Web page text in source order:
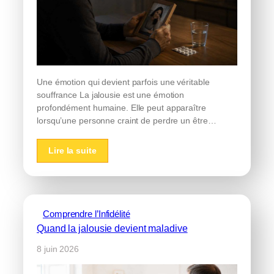
Une émotion qui devient parfois une véritable
souffrance La jalousie est une émotion
profondément humaine. Elle peut apparaître
lorsqu’une personne craint de perdre un être…
Lire la suite
Comprendre l’Infidélité
Quand la jalousie devient maladive
8 juin 2026